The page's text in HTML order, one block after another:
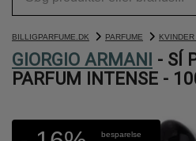
BILLIGPARFUME.DK PARFUME
GIORGIO ARMANI - SÍ
PARFUM INTENSE -
besparelse